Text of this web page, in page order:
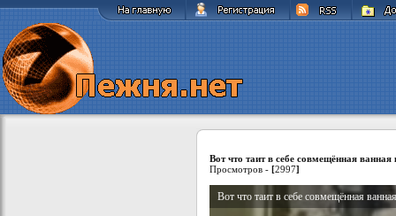
Вот что таит в себе совмещённая ванная
Просмотров - [2997]
Вот что таит в себе совмещённая